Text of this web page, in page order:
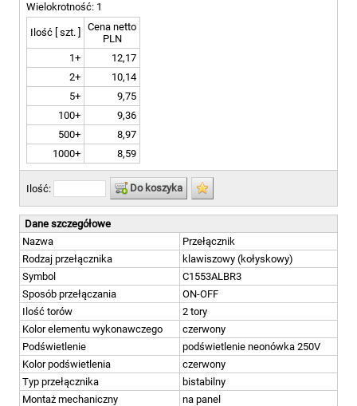
Wielokrotność: 1
Ilość [ szt. ]
Cena netto
PLN
1+
12,17
2+
10,14
5+
9,75
100+
9,36
500+
8,97
1000+
8,59
Ilość: Do koszyka
Dane szczegółowe
Nazwa
Przełącznik
Rodzaj przełącznika
klawiszowy (kołyskowy)
Symbol
C1553ALBR3
Sposób przełączania
ON-OFF
Ilość torów
2 tory
Kolor elementu wykonawczego
czerwony
Podświetlenie
podświetlenie neonówka 250V
Kolor podświetlenia
czerwony
Typ przełącznika
bistabilny
Montaż mechaniczny
na panel